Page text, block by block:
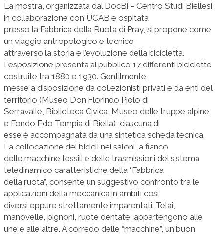
La mostra, organizzata dal DocBi – Centro Studi Biellesi
in collaborazione con UCAB e ospitata
presso la Fabbrica della Ruota di Pray, si propone come
un viaggio antropologico e tecnico
attraverso la storia e l’evoluzione della bicicletta.
L’esposizione presenta al pubblico 17 differenti biciclette
costruite tra 1880 e 1930. Gentilmente
messe a disposizione da collezionisti privati e da enti del
territorio (Museo Don Florindo Piolo di
Serravalle, Biblioteca Civica, Museo delle truppe alpine
e Fondo Edo Tempia di Biella), ciascuna di
esse è accompagnata da una sintetica scheda tecnica.
La collocazione dei bicicli nei saloni, a fianco
delle macchine tessili e delle trasmissioni del sistema
teledinamico caratteristiche della “Fabbrica
della ruota”, consente un suggestivo confronto tra le
applicazioni della meccanica in ambiti così
diversi eppure strettamente imparentati. Telai,
manovelle, pignoni, ruote dentate, appartengono alle
une e alle altre. A corredo delle “macchine”, un buon